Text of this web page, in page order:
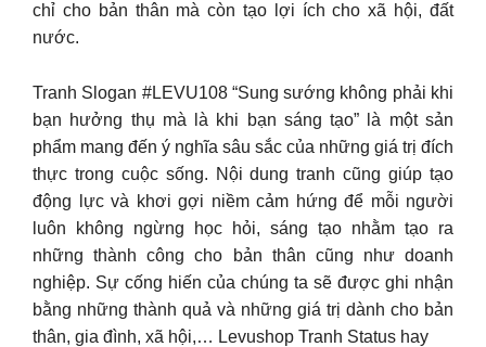
chỉ cho bản thân mà còn tạo lợi ích cho xã hội, đất
nước.
Tranh Slogan #LEVU108 “Sung sướng không phải khi
bạn hưởng thụ mà là khi bạn sáng tạo” là một sản
phẩm mang đến ý nghĩa sâu sắc của những giá trị đích
thực trong cuộc sống. Nội dung tranh cũng giúp tạo
động lực và khơi gợi niềm cảm hứng để mỗi người
luôn không ngừng học hỏi, sáng tạo nhằm tạo ra
những thành công cho bản thân cũng như doanh
nghiệp. Sự cống hiến của chúng ta sẽ được ghi nhận
bằng những thành quả và những giá trị dành cho bản
thân, gia đình, xã hội,… Levushop Tranh Status hay